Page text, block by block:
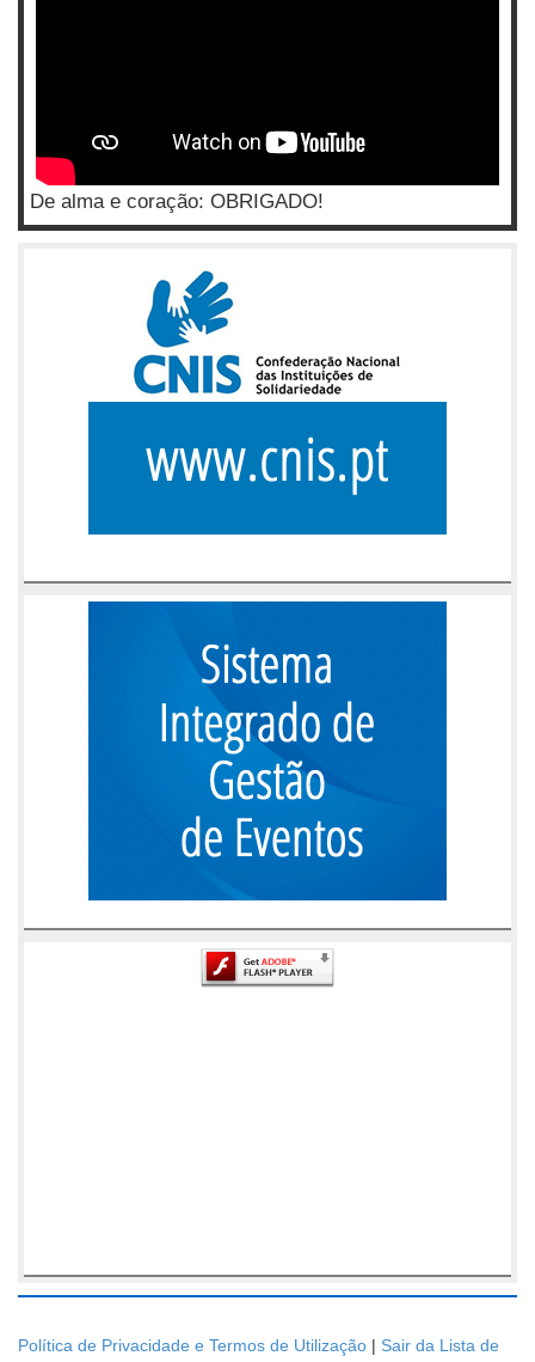
De alma e coração: OBRIGADO!
Política de Privacidade e Termos de Utilização | Sair da Lista de